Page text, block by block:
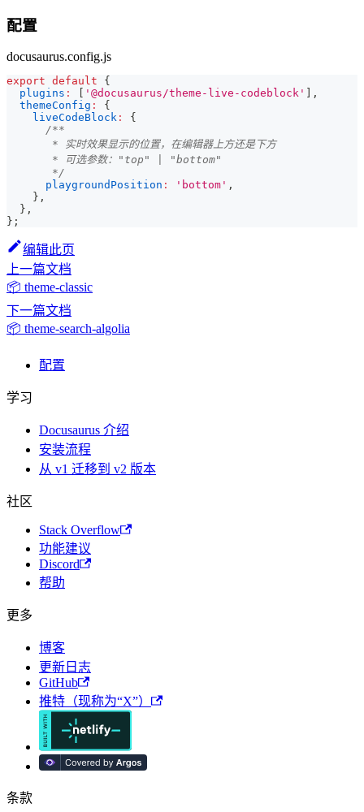
配置
docusaurus.config.js
export default
{
plugins : '@docusaurus/theme-live-codeblock'
,
themeConfig :
{
liveCodeBlock :
{
/**
       * 实时效果显示的位置，在编辑器上方还是下方
       * 可选参数："top" | "bottom"
       */
playgroundPosition : 'bottom' ,
} ,
} ,
} ;
编辑此页
上一篇文档
📦 theme-classic
下一篇文档
📦 theme-search-algolia
配置
学习
Docusaurus 介绍
安装流程
从 v1 迁移到 v2 版本
社区
Stack Overflow
功能建议
Discord
帮助
更多
博客
更新日志
GitHub
推特（现称为“X”）
条款